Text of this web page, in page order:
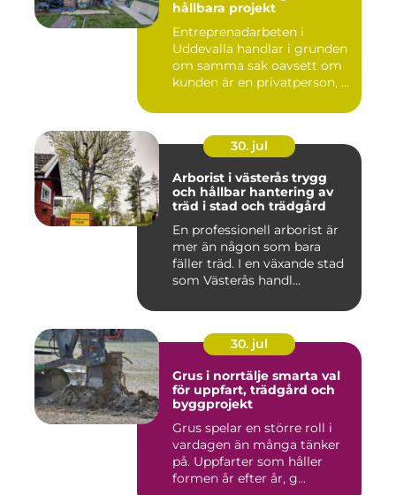
hållbara projekt
Entreprenadarbeten i
Uddevalla handlar i grunden
om samma sak oavsett om
kunden är en privatperson, ...
30. jul
Arborist i västerås trygg
och hållbar hantering av
träd i stad och trädgård
En professionell arborist är
mer än någon som bara
fäller träd. I en växande stad
som Västerås handl...
30. jul
Grus i norrtälje smarta val
för uppfart, trädgård och
byggprojekt
Grus spelar en större roll i
vardagen än många tänker
på. Uppfarter som håller
formen år efter år, g...